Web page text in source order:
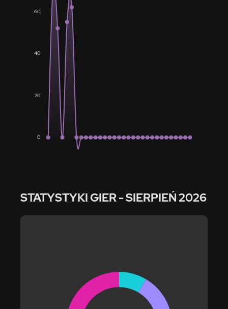
0
20
40
60
STATYSTYKI GIER- SIERPIEŃ 2026